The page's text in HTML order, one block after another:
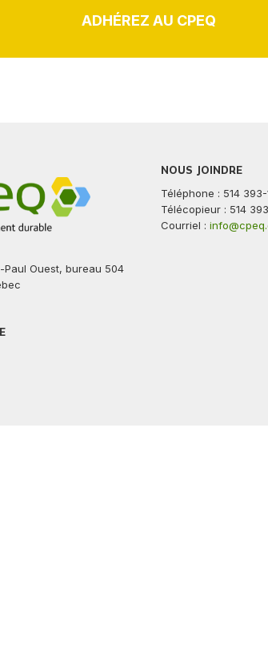
ADHÉREZ AU CPEQ
Paul Ouest, bureau 504
NOUS JOINDRE
Téléphone : 514 393-
Télécopieur : 514
Courriel :